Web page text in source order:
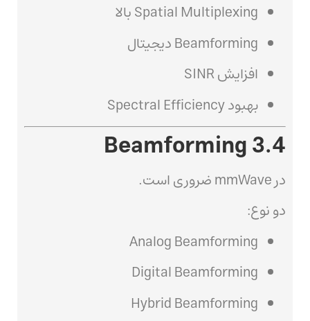
Spatial Multiplexing بالا
Beamforming دیجیتال
افزایش SINR
بهبود Spectral Efficiency
3.4 Beamforming
در mmWave ضروری است.
دو نوع:
Analog Beamforming
Digital Beamforming
Hybrid Beamforming